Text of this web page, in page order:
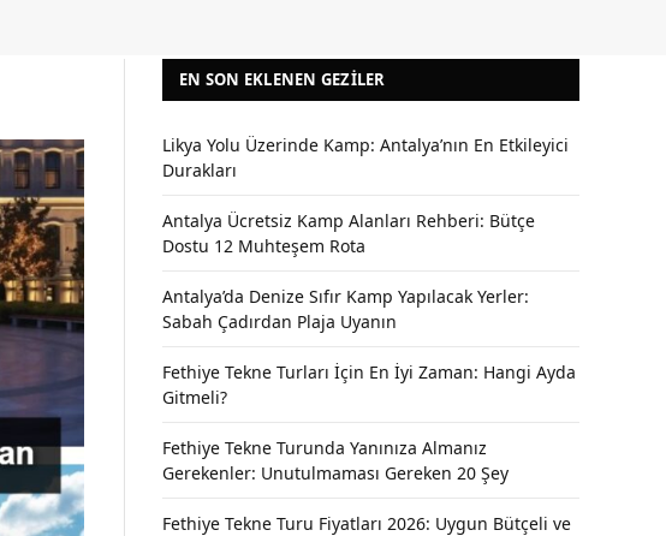
EN SON EKLENEN GEZILER
Likya Yolu Üzerinde Kamp: Antalya’nın En Etkileyici
Durakları
Antalya Ücretsiz Kamp Alanları Rehberi: Bütçe
Dostu 12 Muhteşem Rota
Antalya’da Denize Sıfır Kamp Yapılacak Yerler:
Sabah Çadırdan Plaja Uyanın
Fethiye Tekne Turları İçin En İyi Zaman: Hangi Ayda
Gitmeli?
Fethiye Tekne Turunda Yanınıza Almanız
Gerekenler: Unutulmaması Gereken 20 Şey
Fethiye Tekne Turu Fiyatları 2026: Uygun Bütçeli ve